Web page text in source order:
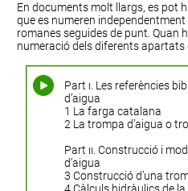
En documents molt llargs, es pot
que es numeren
romanes seguides de punt. Quan
numeració dels diferents apartats
Part i. Les referències
d’aigua
1 La farga catalana
2 La trompa d’aigua o
Part ii. Construcció i
d’aigua
3 Construcció d’una